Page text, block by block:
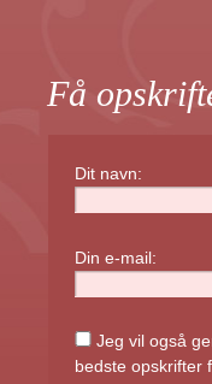
Få
Dit navn:
Din e-mail:
Jeg vil også
bedste opskrifter